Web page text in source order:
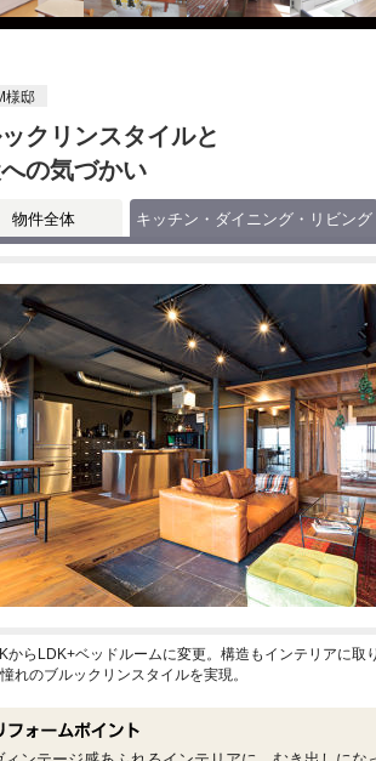
様邸
クリンスタイルと
の気づかい
物件全体 キッチン・ダイニング・リビング
からLDK+ベッドルームに変更。構造もインテリアに取
れのブルックリンスタイルを実現。